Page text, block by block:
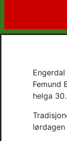
Femund
helga